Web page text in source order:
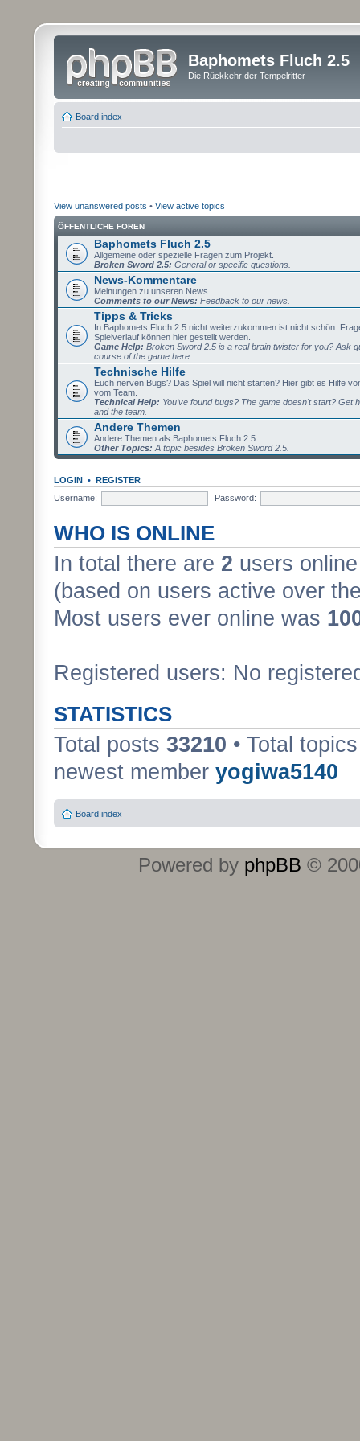
Baphomets Fluch 2.5
Die Rückkehr der Tempelritter
Board index
View unanswered posts • View active topics
ÖFFENTLICHE FOREN
Baphomets Fluch 2.5
Allgemeine oder spezielle Fragen zum Projekt.
Broken Sword 2.5: General or specific questions.
News-Kommentare
Meinungen zu unseren News.
Comments to our News: Feedback to our news.
Tipps & Tricks
In Baphomets Fluch 2.5 nicht weiterzukommen ist nicht schön.
Spielverlauf können hier gestellt werden.
Game Help: Broken Sword 2.5 is a real brain twister for you? Ask
course of the game here.
Technische Hilfe
Euch nerven Bugs? Das Spiel will nicht starten? Hier gibt es Hilfe
vom Team.
Technical Help: You've found bugs? The game doesn't start? Get
and the team.
Andere Themen
Andere Themen als Baphomets Fluch 2.5.
Other Topics: A topic besides Broken Sword 2.5.
LOGIN • REGISTER
Username:
Password:
WHO IS ONLINE
In total there are 2 users
(based on users active over
Most users ever online was
Registered users: No
STATISTICS
Total posts 33210 • Total
newest member yogiwa5140
Board index
Powered by phpBB ©